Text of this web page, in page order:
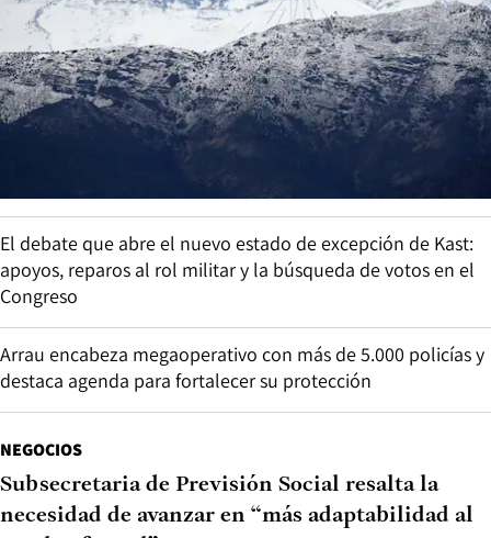
El debate que abre el nuevo estado de excepción de Kast:
apoyos, reparos al rol militar y la búsqueda de votos en el
Congreso
Arrau encabeza megaoperativo con más de 5.000 policías y
destaca agenda para fortalecer su protección
NEGOCIOS
Subsecretaria de Previsión Social resalta la
necesidad de avanzar en “más adaptabilidad al